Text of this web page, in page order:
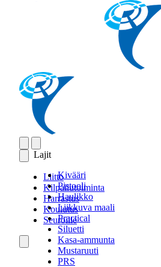
Lajit
Kivääri
Pistooli
Haulikko
Liikkuva maali
Practical
Siluetti
Kasa-ammunta
Mustaruuti
PRS
Liitto
Kilpailutoiminta
Harrastus
Koulutus
Seuroille